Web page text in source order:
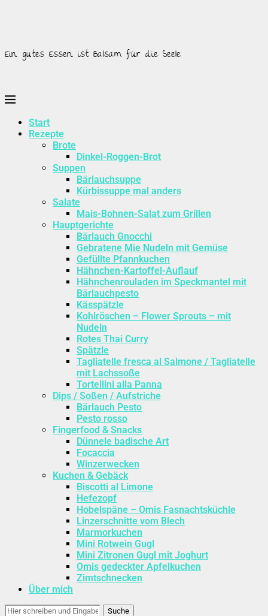
Ein gutes Essen ist Balsam für die Seele
Start
Rezepte
Brote
Dinkel-Roggen-Brot
Suppen
Bärlauchsuppe
Kürbissuppe mal anders
Salate
Mais-Bohnen-Salat zum Grillen
Hauptgerichte
Bärlauch Gnocchi
Gebratene Mie Nudeln mit Gemüse
Gefüllte Pfannkuchen
Hähnchen-Kartoffel-Auflauf
Hähnchenrouladen im Speckmantel mit
Bärlauchpesto
Kässpätzle
Kohlröschen – Flower Sprouts – mit
Nudeln
Rotes Thai Curry
Spätzle
Tagliatelle fresca al Salmone / Tagliatelle
mit Lachssoße
Tortellini alla Panna
Dips / Soßen / Aufstriche
Bärlauch Pesto
Pesto rosso
Fingerfood & Snacks
Dünnele badische Art
Focaccia
Winzerwecken
Kuchen & Gebäck
Biscotti al Limone
Hefezopf
Hobelspäne – Omis Fasnachtsküchle
Linzerschnitte vom Blech
Marmorkuchen
Mini Rotwein Gugl
Mini Zitronen Gugl mit Joghurt
Omis gedeckter Apfelkuchen
Zimtschnecken
Über mich
Suche